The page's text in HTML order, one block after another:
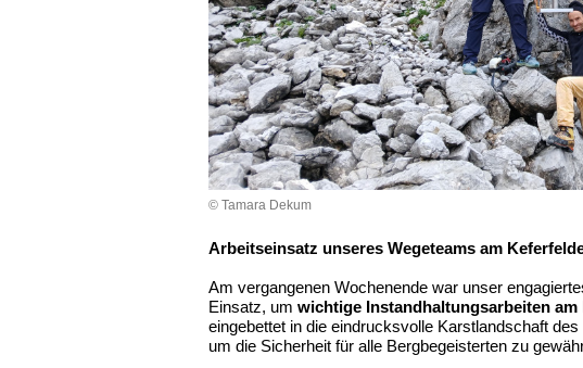
© Tamara Dekum
Arbeitseinsatz unseres Wegeteams am
Am vergangenen Wochenende war unser
Einsatz, um wichtige Instandhaltungsarbeiten
eingebettet in die eindrucksvolle Karstlandschaft
um die Sicherheit für alle Bergbegeisterten zu